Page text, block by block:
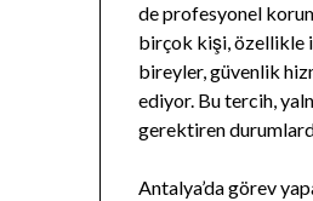
de profesyonel
birçok kişi, özellikle
bireyler, güvenlik
ediyor. Bu tercih,
gerektiren
Antalya’da görev